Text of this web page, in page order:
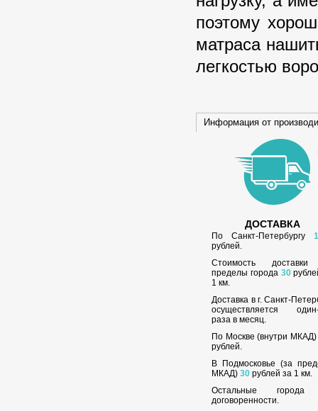
поэтому
матраса
легкостью
Информация от
ДОСТАВКА
По Санкт-Петербургу
рублей.
Стоимость
пределы города 30
1 км.
Доставка в г. Санкт-
осуществляется
раза в месяц.
По Москве (внутри МКАД)
рублей.
В Подмосковье (за
МКАД)30 рублей за 1 км.
Остальные
договоренности.